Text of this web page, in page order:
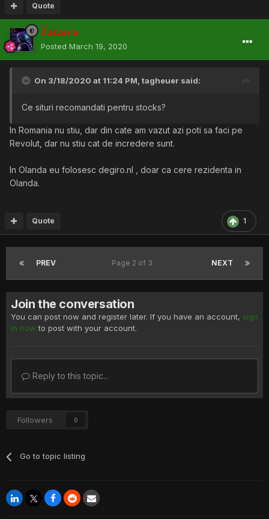
Quote
Zatarra
Posted March 19, 2020
On 3/18/2020 at 11:24 PM, tagheuer said:
Ce situri recomandati pentru stocks?
In Romania nu stiu, dar din cate am vazut azi poti sa faci pe
Revolut, dar nu stiu cat de incredere sunt.
In Olanda eu folosesc degiro.nl , doar ca cere rezidenta in
Olanda.
1
Quote
PREV NEXT
Page 2 of 3
Join the conversation
You can post now and register later. If you have an account, sign
in now to post with your account.
Reply to this topic...
Followers 0
Go to topic listing